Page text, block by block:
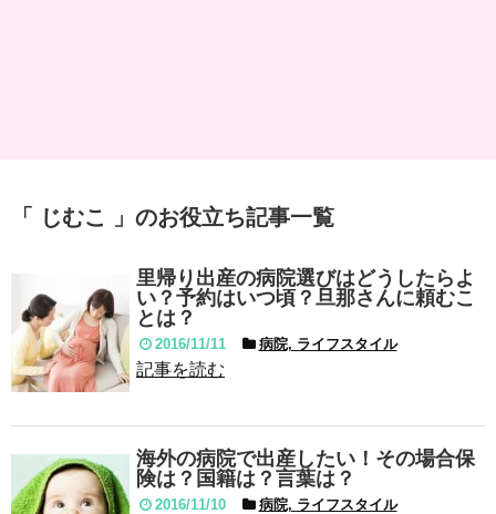
「 じむこ 」のお役立ち記事一覧
里帰り出産の病院選びはどうしたらよ
い？予約はいつ頃？旦那さんに頼むこ
とは？
2016/11/11 病院, ライフスタイル
記事を読む
海外の病院で出産したい！その場合保
険は？国籍は？言葉は？
2016/11/10 病院, ライフスタイル